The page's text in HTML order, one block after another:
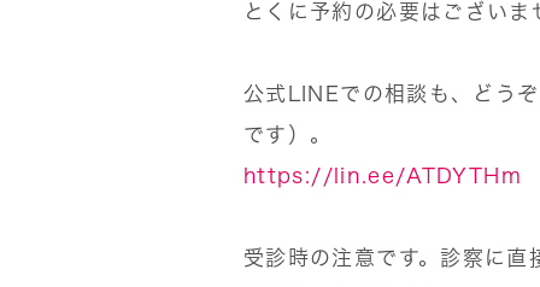
とくに予約の必要はござい
公式LINEでの相談も、どう
です）。
https://lin.ee/ATDYTHm
受診時の注意です。診察に